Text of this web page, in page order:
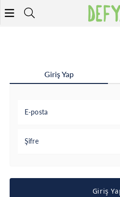
Giriş Yap
E-posta
Şifre
Giriş